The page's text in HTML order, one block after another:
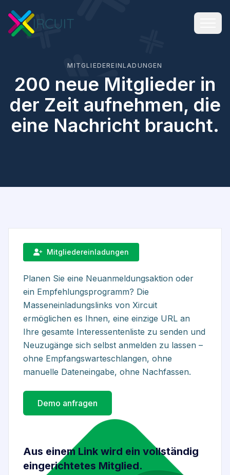
MITGLIEDEREINLADUNGEN
200 neue Mitglieder in
der Zeit aufnehmen, die
eine Nachricht braucht.
Mitgliedereinladungen
Planen Sie eine Neuanmeldungsaktion oder
ein Empfehlungsprogramm? Die
Masseneinladungslinks von Xircuit
ermöglichen es Ihnen, eine einzige URL an
Ihre gesamte Interessentenliste zu senden und
Neuzugänge sich selbst anmelden zu lassen –
ohne Empfangswarteschlangen, ohne
manuelle Dateneingabe, ohne Nachfassen.
Demo anfragen
Aus einem Link wird ein vollständig
eingerichtetes Mitglied.